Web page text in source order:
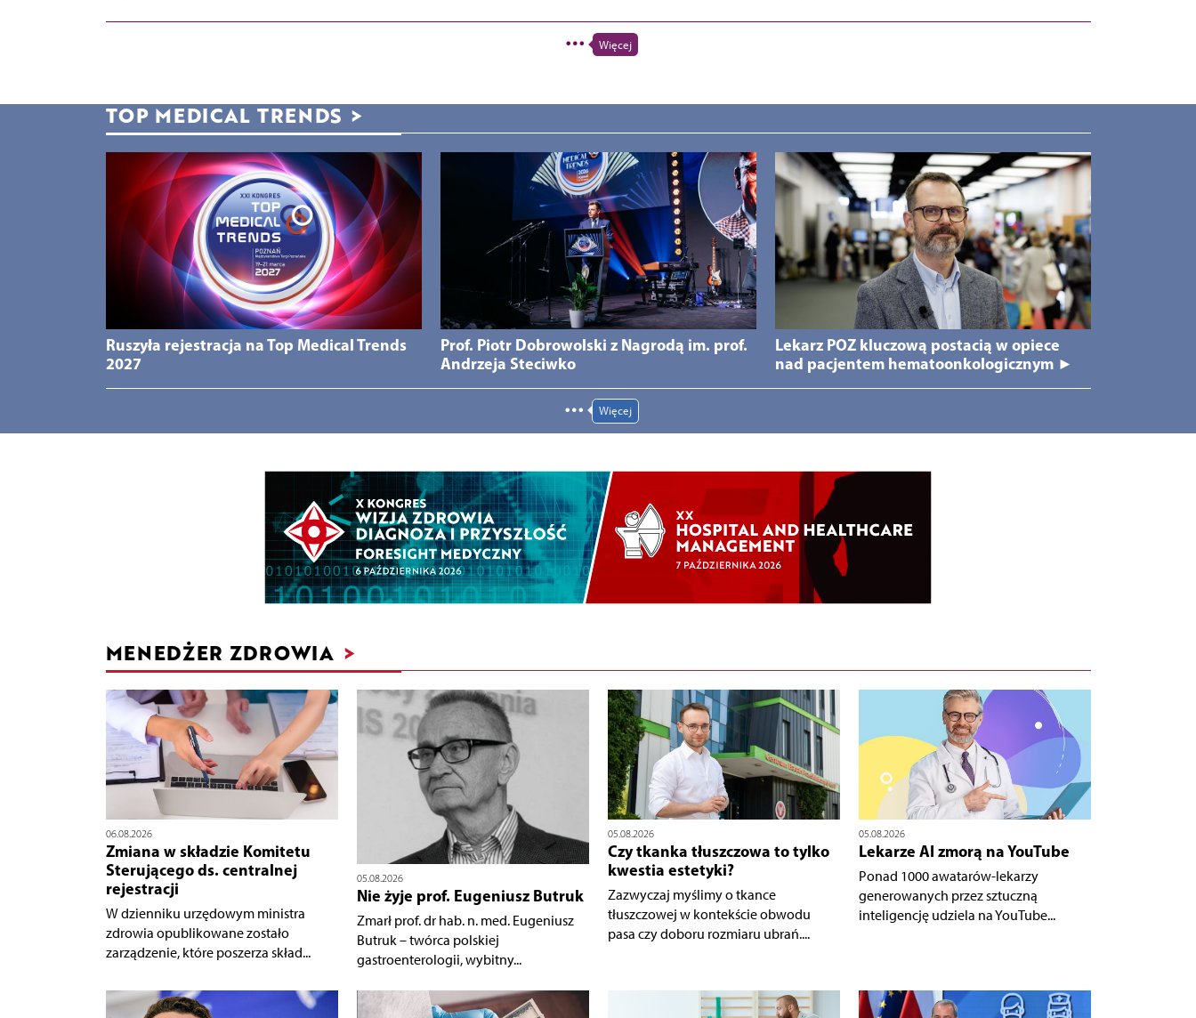
Więcej
TOP MEDICAL TRENDS >
Ruszyła rejestracja na Top Medical Trends
2027
Prof. Piotr Dobrowolski z Nagrodą im. prof.
Andrzeja Steciwko
Lekarz POZ kluczową postacią w opiece
nad pacjentem hematoonkologicznym ►
Więcej
MENEDŻER ZDROWIA >
06.08.2026
Zmiana w składzie Komitetu
Sterującego ds. centralnej
rejestracji
W dzienniku urzędowym ministra
zdrowia opublikowane zostało
zarządzenie, które poszerza skład...
05.08.2026
Nie żyje prof. Eugeniusz Butruk
Zmarł prof. dr hab. n. med. Eugeniusz
Butruk – twórca polskiej
gastroenterologii, wybitny...
05.08.2026
Czy tkanka tłuszczowa to tylko
kwestia estetyki?
Zazwyczaj myślimy o tkance
tłuszczowej w kontekście obwodu
pasa czy doboru rozmiaru ubrań....
05.08.2026
Lekarze AI zmorą na YouTube
Ponad 1000 awatarów-lekarzy
generowanych przez sztuczną
inteligencję udziela na YouTube...